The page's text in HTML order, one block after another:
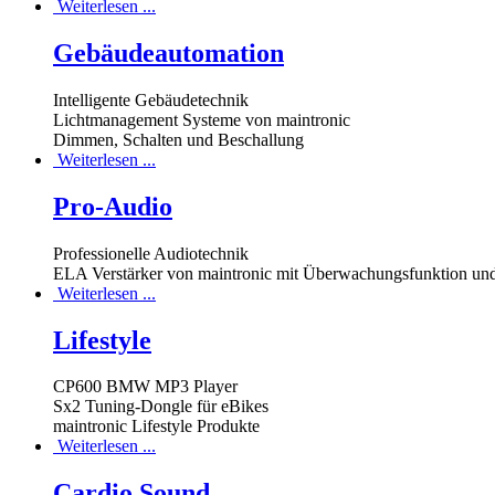
Weiterlesen ...
Gebäudeautomation
Intelligente Gebäudetechnik
Lichtmanagement Systeme von maintronic
Dimmen, Schalten und Beschallung
Weiterlesen ...
Pro-Audio
Professionelle Audiotechnik
ELA Verstärker von maintronic mit Überwachungsfunktion
Weiterlesen ...
Lifestyle
CP600 BMW MP3 Player
Sx2 Tuning-Dongle für eBikes
maintronic Lifestyle Produkte
Weiterlesen ...